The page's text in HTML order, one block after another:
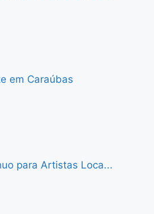
em Caraúbas
para Artistas Loca...